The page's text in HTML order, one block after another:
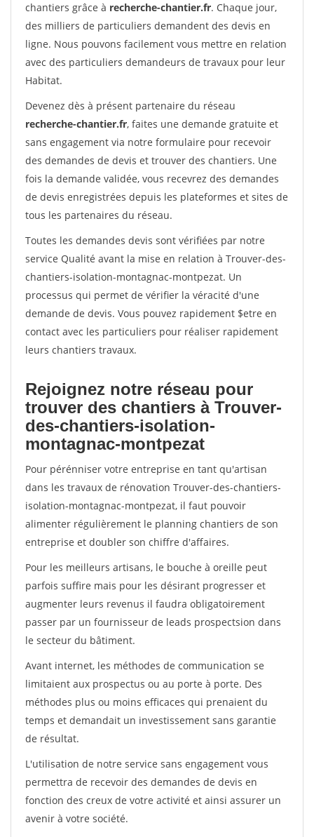
chantiers grâce à recherche-chantier.fr. Chaque jour,
des milliers de particuliers demandent des devis en
ligne. Nous pouvons facilement vous mettre en relation
avec des particuliers demandeurs de travaux pour leur
Habitat.
Devenez dès à présent partenaire du réseau
recherche-chantier.fr, faites une demande gratuite et
sans engagement via notre formulaire pour recevoir
des demandes de devis et trouver des chantiers. Une
fois la demande validée, vous recevrez des demandes
de devis enregistrées depuis les plateformes et sites de
tous les partenaires du réseau.
Toutes les demandes devis sont vérifiées par notre
service Qualité avant la mise en relation à Trouver-des-
chantiers-isolation-montagnac-montpezat. Un
processus qui permet de vérifier la véracité d'une
demande de devis. Vous pouvez rapidement $etre en
contact avec les particuliers pour réaliser rapidement
leurs chantiers travaux.
Rejoignez notre réseau pour
trouver des chantiers à Trouver-
des-chantiers-isolation-
montagnac-montpezat
Pour pérénniser votre entreprise en tant qu'artisan
dans les travaux de rénovation Trouver-des-chantiers-
isolation-montagnac-montpezat, il faut pouvoir
alimenter régulièrement le planning chantiers de son
entreprise et doubler son chiffre d'affaires.
Pour les meilleurs artisans, le bouche à oreille peut
parfois suffire mais pour les désirant progresser et
augmenter leurs revenus il faudra obligatoirement
passer par un fournisseur de leads prospectsion dans
le secteur du bâtiment.
Avant internet, les méthodes de communication se
limitaient aux prospectus ou au porte à porte. Des
méthodes plus ou moins efficaces qui prenaient du
temps et demandait un investissement sans garantie
de résultat.
L'utilisation de notre service sans engagement vous
permettra de recevoir des demandes de devis en
fonction des creux de votre activité et ainsi assurer un
avenir à votre société.